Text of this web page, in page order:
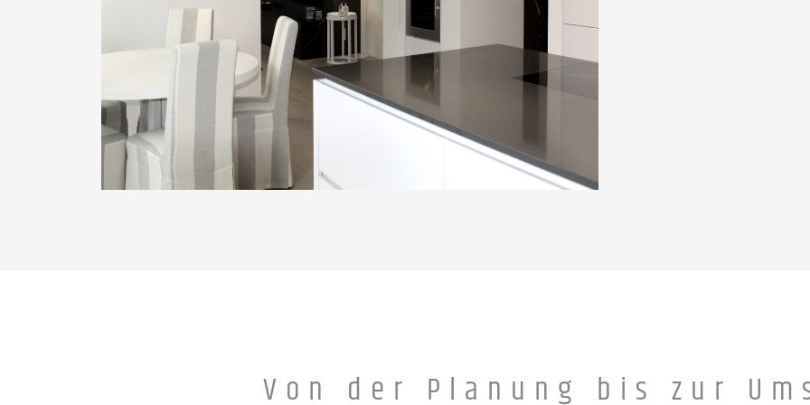
Von der Planung bis zur